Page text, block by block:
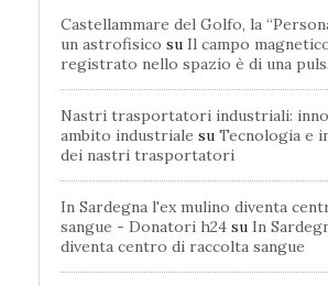
Castellammare del Golfo, la
un astrofisico su Il campo
registrato nello spazio è di una
Nastri trasportatori industriali:
ambito industriale su Tecnologia e
dei nastri trasportatori
In Sardegna l'ex mulino diventa
sangue - Donatori h24 su In
diventa centro di raccolta sangue